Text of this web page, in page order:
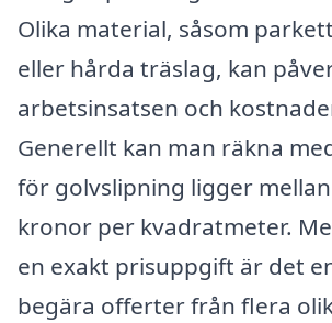
Olika material, såsom
eller hårda träslag, kan
arbetsinsatsen och
Generellt kan man räkna
för golvslipning ligger
kronor per kvadratmeter.
en exakt prisuppgift är det
begära offerter från flera